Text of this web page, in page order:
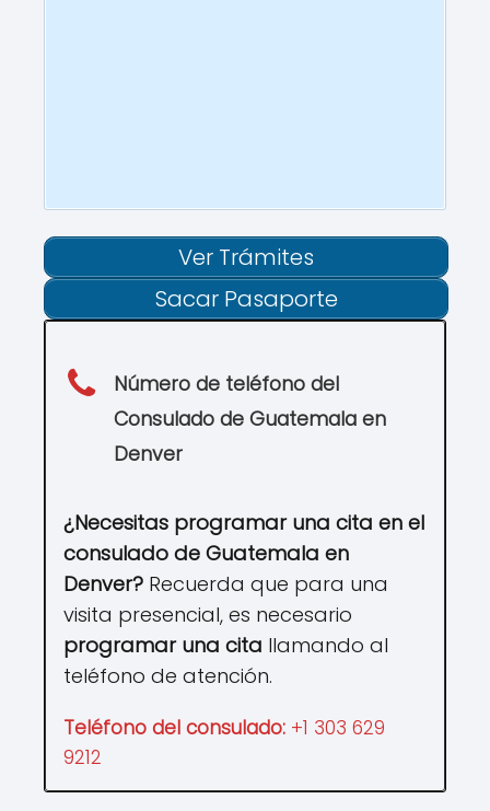
Ver Trámites
Sacar Pasaporte
Número de teléfono del
Consulado de Guatemala en
Denver
¿Necesitas programar una cita en el
consulado de Guatemala en
Denver? Recuerda que para una
visita presencial, es necesario
programar una cita llamando al
teléfono de atención.
Teléfono del consulado: +1 303 629
9212